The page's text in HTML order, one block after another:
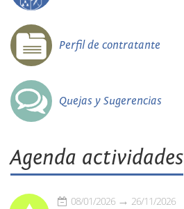
Perfil de contratante
Quejas y Sugerencias
Agenda actividades
08/01/2026 26/11/2026